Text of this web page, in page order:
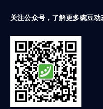
关注公众号，了解更多豌豆动